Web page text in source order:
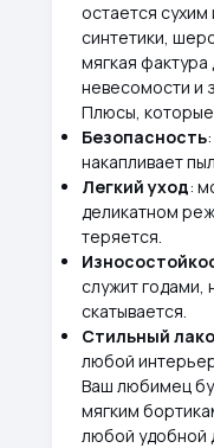
остается
синтетики,
мягкая
невесомости и
Плюсы,
Безопасность
накапливает
Легкий уход:
деликатном
теряется.
служит годами,
скатывается.
Стильный
любой
Ваш любимец
мягким
любой удобной